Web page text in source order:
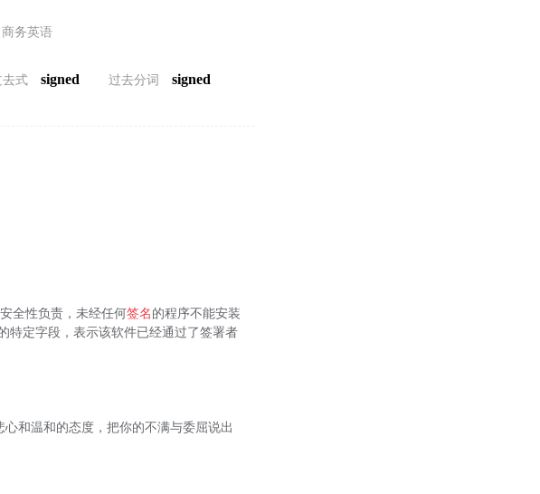
商务英语
去式 signed 过去分词 signed
全性负责，未经任何签名 的程序不能安装
特定字段，表示该软件已经通过了签署者
和温和的态度，把你的不满与委屈说出